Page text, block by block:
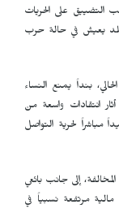
التضييق على الحريات
بلد يعيش في حالة حرب
في 25 تموز/يوليو الحالي، بنداً يمنع النساء
انتقادات واسعة من
مباشراً لحرية التواصل
إلى جانب بائعي
مرتفعة نسبياً في